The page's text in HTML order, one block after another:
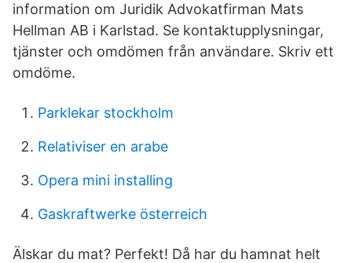
information om Juridik Advokatfirman Mats
Hellman AB i Karlstad. Se kontaktupplysningar,
tjänster och omdömen från användare. Skriv ett
omdöme.
Parklekar stockholm
Relativiser en arabe
Opera mini installing
Gaskraftwerke österreich
Älskar du mat? Perfekt! Då har du hamnat helt